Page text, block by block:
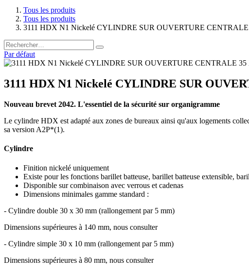
Tous les produits
Tous les produits
3111 HDX N1 Nickelé CYLINDRE SUR OUVERTURE
Par défaut
3111 HDX N1 Nickelé CYLINDRE SUR
Nouveau brevet 2042. L'essentiel de la sécurité sur organigramme
Le cylindre HDX est adapté aux zones de bureaux ainsi qu'aux logements
sa version A2P*(1).
Cylindre
Finition nickelé uniquement
Existe pour les fonctions barillet batteuse, barillet batteuse extensible,
Disponible sur combinaison avec verrous et cadenas
Dimensions minimales gamme standard :
- Cylindre double 30 x 30 mm (rallongement par 5 mm)
Dimensions supérieures à 140 mm, nous consulter
- Cylindre simple 30 x 10 mm (rallongement par 5 mm)
Dimensions supérieures à 80 mm, nous consulter